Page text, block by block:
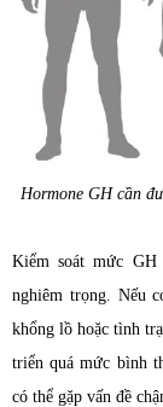
Hormone GH cần
Kiểm soát mức GH
nghiêm trọng. Nếu
khổng lồ hoặc tình
triển quá mức bình
có thể gặp vấn đề